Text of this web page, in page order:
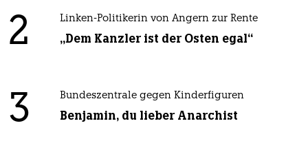
2 Linken-Politikerin von Angern zur Rente
„Dem Kanzler ist der Osten egal“
3 Bundeszentrale gegen Kinderfiguren
Benjamin, du lieber Anarchist